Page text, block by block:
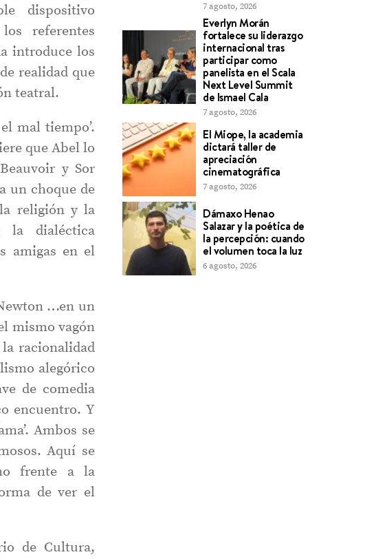
dispositivo
referentes
introduce los
realidad que
teatral.
mal tiempo’.
que Abel lo
y Sor
un choque de
religión y la
la dialéctica
amigas en el
…en un
mismo vagón
racionalidad
alegórico
de comedia
encuentro. Y
Ambos se
Aquí se
frente a la
de ver el
de Cultura,
7 agosto, 2026
Everlyn Morán
fortalece su liderazgo
internacional tras
participar como
panelista en el Scala
Next Level Summit
de Ismael Cala
7 agosto, 2026
El Miope, la academia
dictará taller de
apreciación
cinematográfica
7 agosto, 2026
Dámaxo Henao
Salazar y la poética de
la percepción: cuando
el volumen toca la luz
6 agosto, 2026